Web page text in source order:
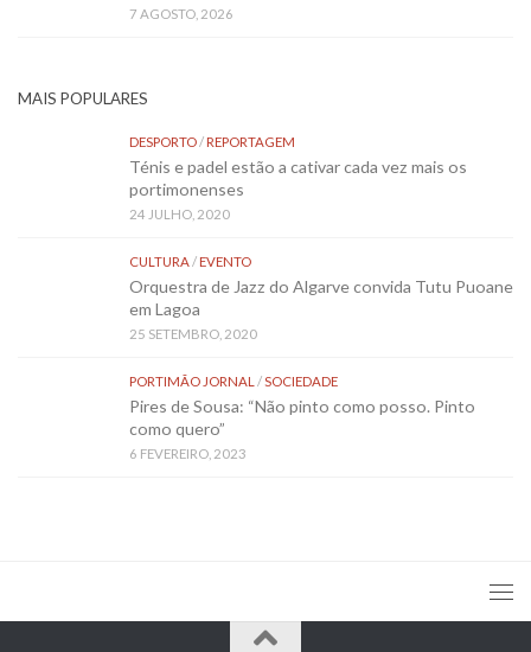
7 AGOSTO, 2026
MAIS POPULARES
DESPORTO/REPORTAGEM
Ténis e padel estão a cativar cada vez mais os
portimonenses
24 JULHO, 2020
CULTURA/EVENTO
Orquestra de Jazz do Algarve convida Tutu Puoane
em Lagoa
25 SETEMBRO, 2020
PORTIMÃO JORNAL /SOCIEDADE
Pires de Sousa: “Não pinto como posso. Pinto
como quero”
6 FEVEREIRO, 2023